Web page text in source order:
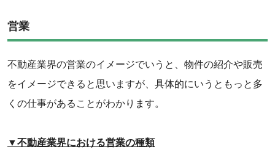
営業
不動産業界の営業のイメージでいうと、物件の紹介や販売
をイメージできると思いますが、具体的にいうともっと多
くの仕事があることがわかります。
▼不動産業界における営業の種類